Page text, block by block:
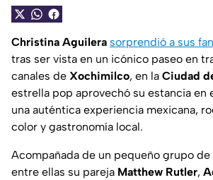
Christina Aguilera sorprendió a sus
tras ser vista en un icónico paseo en
canales de Xochimilco, en la Ciudad
estrella pop aprovechó su estancia en
una auténtica experiencia mexicana,
color y gastronomía local.
Acompañada de un pequeño grupo
entre ellas su pareja Matthew Rutler,